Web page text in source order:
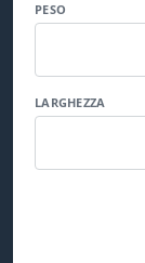
PESO
LARGHEZZA